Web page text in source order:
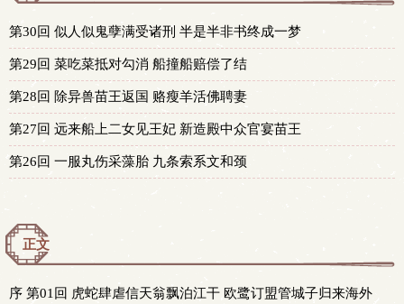
第30回 似人似鬼孽满受诸刑 半是半非书终成一梦
第29回 菜吃菜抵对勾消 船撞船赔偿了结
第28回 除异兽苗王返国 赂瘦羊活佛聘妻
第27回 远来船上二女见王妃 新造殿中众官宴苗王
第26回 一服丸伤采藻胎 九条索系文和颈
正文
序 第01回 虎蛇肆虐信天翁飘泊江干 欧鹭订盟管城子归来海外